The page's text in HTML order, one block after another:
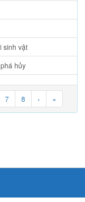
sinh vật
hủy
7 8 › »